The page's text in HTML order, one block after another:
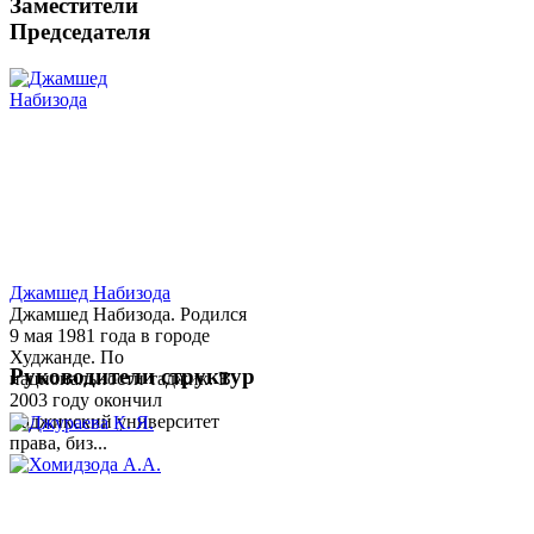
Заместители
Председателя
Джамшед Набизода
Джамшед Набизода. Родился
9 мая 1981 года в городе
Худжанде. По
национальности таджик. В
2003 году окончил
Таджикский университет
права, биз...
Руководители структур